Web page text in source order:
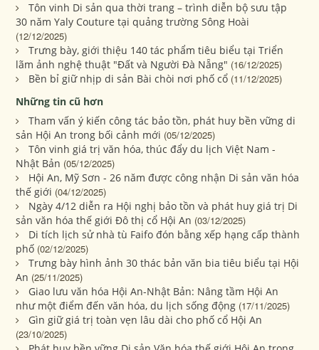
Tôn vinh Di sản qua thời trang – trình diễn bộ sưu tập
30 năm Yaly Couture tại quảng trường Sông Hoài
(12/12/2025)
Trưng bày, giới thiệu 140 tác phẩm tiêu biểu tại Triển
lãm ảnh nghệ thuật "Đất và Người Đà Nẵng" (16/12/2025)
Bền bỉ giữ nhịp di sản Bài chòi nơi phố cổ (11/12/2025)
Những tin cũ hơn
Tham vấn ý kiến công tác bảo tồn, phát huy bền vững di
sản Hội An trong bối cảnh mới (05/12/2025)
Tôn vinh giá trị văn hóa, thúc đẩy du lịch Việt Nam -
Nhật Bản (05/12/2025)
Hội An, Mỹ Sơn - 26 năm được công nhận Di sản văn hóa
thế giới (04/12/2025)
Ngày 4/12 diễn ra Hội nghị bảo tồn và phát huy giá trị Di
sản văn hóa thế giới Đô thị cổ Hội An (03/12/2025)
Di tích lịch sử nhà tù Faifo đón bằng xếp hạng cấp thành
phố (02/12/2025)
Trưng bày hình ảnh 30 thác bản văn bia tiêu biểu tại Hội
An (25/11/2025)
Giao lưu văn hóa Hội An-Nhật Bản: Nâng tầm Hội An
như một điểm đến văn hóa, du lịch sống động (17/11/2025)
Gìn giữ giá trị toàn vẹn lâu dài cho phố cổ Hội An
(23/10/2025)